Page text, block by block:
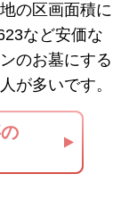
の区画面積に
など安価な
のお墓にする
が多いです。